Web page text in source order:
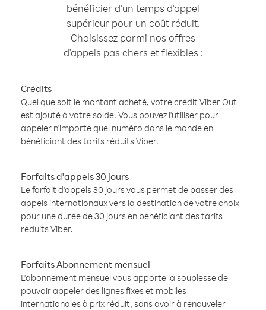
bénéficier d'un temps d'appel
supérieur pour un coût réduit.
Choisissez parmi nos offres
d'appels pas chers et flexibles :
Crédits
Quel que soit le montant acheté, votre crédit Viber Out
est ajouté à votre solde. Vous pouvez l'utiliser pour
appeler n'importe quel numéro dans le monde en
bénéficiant des tarifs réduits Viber.
Forfaits d'appels 30 jours
Le forfait d'appels 30 jours vous permet de passer des
appels internationaux vers la destination de votre choix
pour une durée de 30 jours en bénéficiant des tarifs
réduits Viber.
Forfaits Abonnement mensuel
L'abonnement mensuel vous apporte la souplesse de
pouvoir appeler des lignes fixes et mobiles
internationales à prix réduit, sans avoir à renouveler